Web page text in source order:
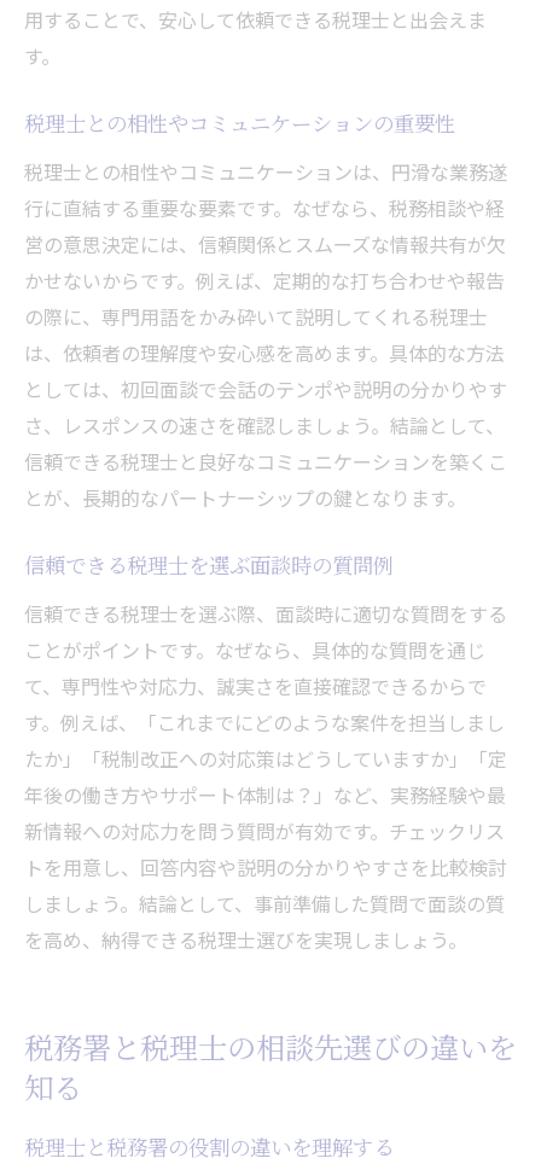
用することで、安心して依頼できる税理士と出会えま
す。
税理士との相性やコミュニケーションの重要性
税理士との相性やコミュニケーションは、円滑な業務遂
行に直結する重要な要素です。なぜなら、税務相談や経
営の意思決定には、信頼関係とスムーズな情報共有が欠
かせないからです。例えば、定期的な打ち合わせや報告
の際に、専門用語をかみ砕いて説明してくれる税理士
は、依頼者の理解度や安心感を高めます。具体的な方法
としては、初回面談で会話のテンポや説明の分かりやす
さ、レスポンスの速さを確認しましょう。結論として、
信頼できる税理士と良好なコミュニケーションを築くこ
とが、長期的なパートナーシップの鍵となります。
信頼できる税理士を選ぶ面談時の質問例
信頼できる税理士を選ぶ際、面談時に適切な質問をする
ことがポイントです。なぜなら、具体的な質問を通じ
て、専門性や対応力、誠実さを直接確認できるからで
す。例えば、「これまでにどのような案件を担当しまし
たか」「税制改正への対応策はどうしていますか」「定
年後の働き方やサポート体制は？」など、実務経験や最
新情報への対応力を問う質問が有効です。チェックリス
トを用意し、回答内容や説明の分かりやすさを比較検討
しましょう。結論として、事前準備した質問で面談の質
を高め、納得できる税理士選びを実現しましょう。
税務署と税理士の相談先選びの違いを
知る
税理士と税務署の役割の違いを理解する